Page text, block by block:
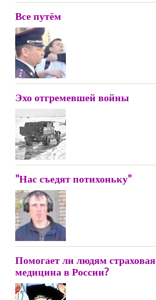
Все путём
Эхо отгремевшей войны
"Нас съедят потихоньку"
Помогает ли людям страховая
медицина в России?